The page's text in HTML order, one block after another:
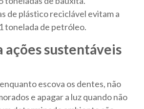
de plástico reciclável evitam a
tonelada de petróleo.
ações sustentáveis
escova os dentes, não
e apagar a luz quando não